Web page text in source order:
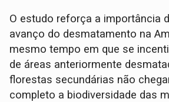
O estudo reforça a importância
avanço do desmatamento na
mesmo tempo em que se
de áreas anteriormente
florestas secundárias não
completo a biodiversidade das